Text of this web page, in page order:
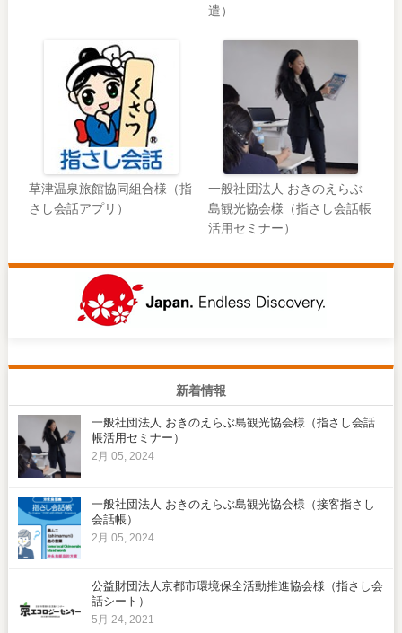
遣）
草津温泉旅館協同組合様（指
さし会話アプリ）
一般社団法人 おきのえらぶ
島観光協会様（指さし会話帳
活用セミナー）
新着情報
一般社団法人 おきのえらぶ島観光協会様（指さし会話
帳活用セミナー）
2月 05, 2024
一般社団法人 おきのえらぶ島観光協会様（接客指さし
会話帳）
2月 05, 2024
公益財団法人京都市環境保全活動推進協会様（指さし会
話シート）
5月 24, 2021